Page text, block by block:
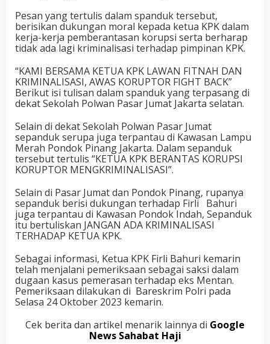
Pesan yang tertulis dalam spanduk tersebut,
berisikan dukungan moral kepada ketua KPK dalam
kerja-kerja pemberantasan korupsi serta berharap
tidak ada lagi kriminalisasi terhadap pimpinan KPK.
“KAMI BERSAMA KETUA KPK LAWAN FITNAH DAN
KRIMINALISASI, AWAS KORUPTOR FIGHT BACK”
Berikut isi tulisan dalam spanduk yang terpasang di
dekat Sekolah Polwan Pasar Jumat Jakarta selatan.
Selain di dekat Sekolah Polwan Pasar Jumat
sepanduk serupa juga terpantau di Kawasan Lampu
Merah Pondok Pinang Jakarta. Dalam sepanduk
tersebut tertulis “KETUA KPK BERANTAS KORUPSI
KORUPTOR MENGKRIMINALISASI”.
Selain di Pasar Jumat dan Pondok Pinang, rupanya
sepanduk berisi dukungan terhadap Firli
Bahuri
juga terpantau di Kawasan Pondok Indah, Sepanduk
itu bertuliskan JANGAN ADA KRIMINALISASI
TERHADAP KETUA KPK.
Sebagai informasi, Ketua KPK Firli Bahuri kemarin
telah menjalani pemeriksaan sebagai saksi dalam
dugaan kasus pemerasan terhadap eks Mentan.
Pemeriksaan dilakukan di Bareskrim Polri pada
Selasa 24 Oktober 2023 kemarin.
Cek berita dan artikel menarik lainnya di Google
News Sahabat Haji